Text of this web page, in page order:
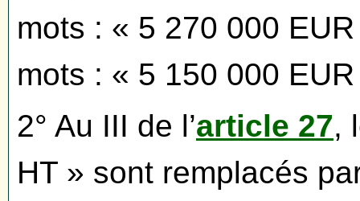
mots : « 5 270 000
mots : « 5 150 000
2° Au III de l’article 27,
HT » sont remplacés